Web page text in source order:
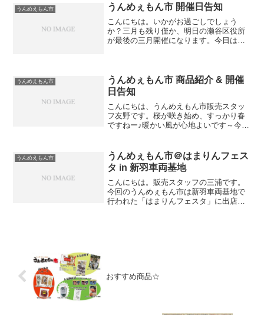
機会が増えるこの時期には良...
うんめえもん市 うんめぇもん市 開催日告知
こんにちは。いかがお過ごしでしょう
か？三月も残り僅か、明日の瀬谷区役所
が最後の三月開催になります。今日は天
ょう？「あかもくうどんと春...
うんめえもん市
うんめぇもん市 商品紹介 & 開催
日告知
こんにちは、うんめえもん市販売スタッ
フ友野です。桜が咲き始め、すっかり春
ですねー♪暖かい風が心地よいです～今
天然ブリの中骨があっさりとした中にも
味わい深い甘めの味噌煮...
うんめえもん市
うんめぇもん市＠はまりんフェス
タ in 新羽車両基地
こんにちは。販売スタッフの三浦です。
今回のうんめぇもん市は新羽車両基地で
行われた「はまりんフェスタ」に出店さ
おすすめ商品☆